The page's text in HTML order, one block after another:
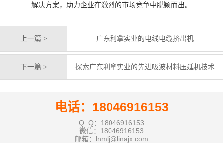
解决方案，助力企业在激烈的市场竞争中脱颖而出。
上一篇 > 广东利拿实业的电线电缆挤出机
下一篇 > 探索广东利拿实业的先进吸波材料压延机技术
电话：18046916153
Q Q：18046916153
微信：18046916153
邮箱：lnmlj@linajx.com